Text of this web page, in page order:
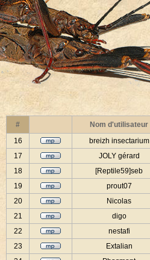
# Nom d'utilisateur
16
breizh insectarium
17
JOLY gérard
18
[Reptile59]seb
19
prout07
20
Nicolas
21
digo
22
nestafi
23
Extalian